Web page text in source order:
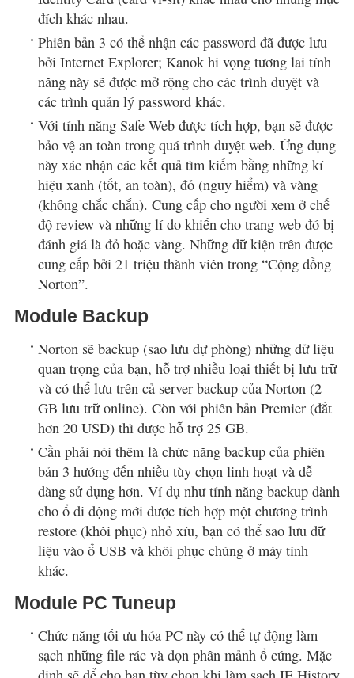
đích khác nhau.
Phiên bản 3 có thể nhận các password đã được lưu
bởi Internet Explorer; Kanok hi vọng tương lai tính
năng này sẽ được mở rộng cho các trình duyệt và
các trình quản lý password khác.
Với tính năng Safe Web được tích hợp, bạn sẽ được
bảo vệ an toàn trong quá trình duyệt web. Ứng dụng
này xác nhận các kết quả tìm kiếm bằng những kí
hiệu xanh (tốt, an toàn), đỏ (nguy hiểm) và vàng
(không chắc chắn). Cung cấp cho người xem ở chế
độ review và những lí do khiến cho trang web đó bị
đánh giá là đỏ hoặc vàng. Những dữ kiện trên được
cung cấp bởi 21 triệu thành viên trong “Cộng đồng
Norton”.
Module Backup
Norton sẽ backup (sao lưu dự phòng) những dữ liệu
quan trọng của bạn, hỗ trợ nhiều loại thiết bị lưu trữ
và có thể lưu trên cả server backup của Norton (2
GB lưu trữ online). Còn với phiên bản Premier (đắt
hơn 20 USD) thì được hỗ trợ 25 GB.
Cần phải nói thêm là chức năng backup của phiên
bản 3 hướng đến nhiều tùy chọn linh hoạt và dễ
dàng sử dụng hơn. Ví dụ như tính năng backup dành
cho ổ di động mới được tích hợp một chương trình
restore (khôi phục) nhỏ xíu, bạn có thể sao lưu dữ
liệu vào ổ USB và khôi phục chúng ở máy tính
khác.
Module PC Tuneup
Chức năng tối ưu hóa PC này có thể tự động làm
sạch những file rác và dọn phân mảnh ổ cứng. Mặc